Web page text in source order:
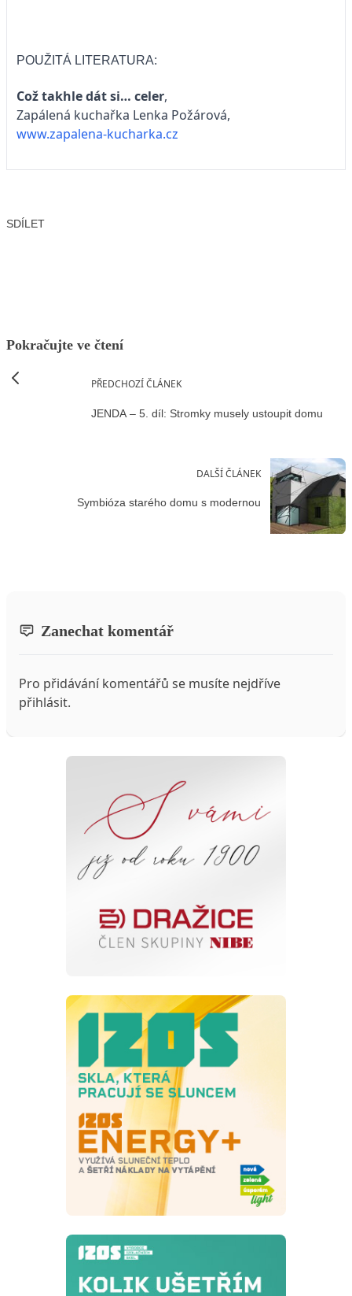
POUŽITÁ LITERATURA:
Což takhle dát si… celer,
Zapálená kuchařka Lenka Požárová,
www.zapalena-kucharka.cz
SDÍLET
Pokračujte ve čtení
PŘEDCHOZÍ ČLÁNEK
JENDA – 5. díl: Stromky musely ustoupit domu
DALŠÍ ČLÁNEK
Symbióza starého domu s modernou
Zanechat komentář
Pro přidávání komentářů se musíte nejdříve
přihlásit.